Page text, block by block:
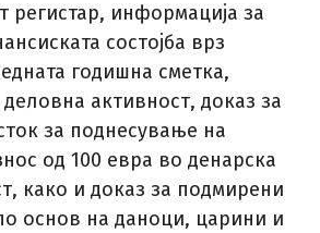
регистар, информација за
состојба врз
годишна сметка,
активност, доказ за
за поднесување на
од 100 евра во денарска
како и доказ за подмирени
основ на даноци, царини и